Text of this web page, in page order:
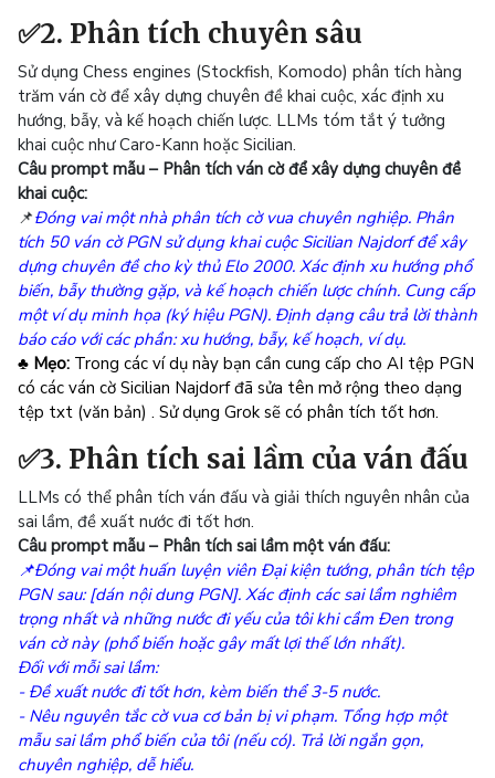
✅2. Phân tích chuyên sâu
Sử dụng Chess engines (Stockfish, Komodo) phân tích hàng
trăm ván cờ để xây dựng chuyên đề khai cuộc, xác định xu
hướng, bẫy, và kế hoạch chiến lược. LLMs tóm tắt ý tưởng
khai cuộc như Caro-Kann hoặc Sicilian.
Câu prompt mẫu – Phân tích ván cờ để xây dựng chuyên đề
khai cuộc:
📌Đóng vai một nhà phân tích cờ vua chuyên nghiệp. Phân
tích 50 ván cờ PGN sử dụng khai cuộc Sicilian Najdorf để xây
dựng chuyên đề cho kỳ thủ Elo 2000. Xác định xu hướng phổ
biến, bẫy thường gặp, và kế hoạch chiến lược chính. Cung cấp
một ví dụ minh họa (ký hiệu PGN). Định dạng câu trả lời thành
báo cáo với các phần: xu hướng, bẫy, kế hoạch, ví dụ.
♣ Mẹo: Trong các ví dụ này bạn cần cung cấp cho AI tệp PGN
có các ván cờ Sicilian Najdorf đã sửa tên mở rộng theo dạng
tệp txt (văn bản) . Sử dụng Grok sẽ có phân tích tốt hơn.
✅3. Phân tích sai lầm của ván đấu
LLMs có thể phân tích ván đấu và giải thích nguyên nhân của
sai lầm, đề xuất nước đi tốt hơn.
Câu prompt mẫu – Phân tích sai lầm một ván đấu:
📌Đóng vai một huấn luyện viên Đại kiện tướng, phân tích tệp
PGN sau: [dán nội dung PGN]. Xác định các sai lầm nghiêm
trọng nhất và những nước đi yếu của tôi khi cầm Đen trong
ván cờ này (phổ biến hoặc gây mất lợi thế lớn nhất).
Đối với mỗi sai lầm:
- Đề xuất nước đi tốt hơn, kèm biến thể 3-5 nước.
- Nêu nguyên tắc cờ vua cơ bản bị vi phạm. Tổng hợp một
mẫu sai lầm phổ biến của tôi (nếu có). Trả lời ngắn gọn,
chuyên nghiệp, dễ hiểu.